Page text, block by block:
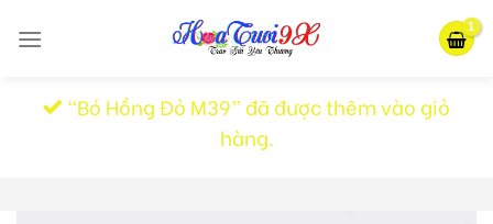
“Bó Hồng Đỏ M39” đã được thêm vào giỏ
hàng.